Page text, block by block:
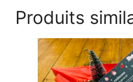
Produits